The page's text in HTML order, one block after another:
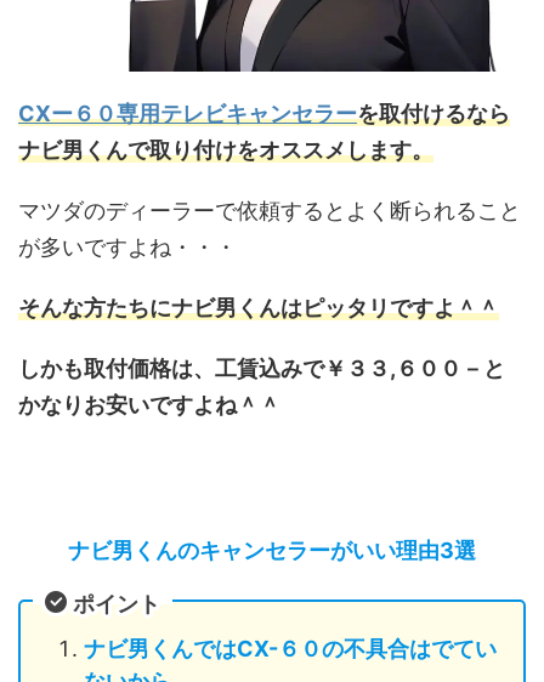
CXー６０専用テレビキャンセラーを取付けるなら
ナビ男くんで取り付けをオススメします。
マツダのディーラーで依頼するとよく断られること
が多いですよね・・・
そんな方たちにナビ男くんはピッタリですよ＾＾
しかも取付価格は、工賃込みで￥３３,６００－と
かなりお安いですよね＾＾
ナビ男くんのキャンセラーがいい理由3選
ポイント
ナビ男くんではCX-６０の不具合はでてい